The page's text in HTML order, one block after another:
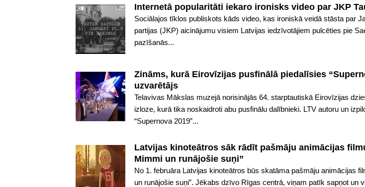
Internetā popularitāti iekaro ironisks video par JKP
Sociālajos tīklos publiskots kāds video, kas ironiskā veidā stāsta par
partijas (JKP) aicinājumu visiem Latvijas iedzīvotājiem pulcēties pie
pazīšanās...
Zināms, kurā Eirovīzijas pusfinālā piedalīsies
uzvarētājs
Telavivas Mākslas muzejā norisinājās 64. starptautiskā Eirovīzijas
izloze, kurā tika noskaidroti abu pusfinālu dalībnieki. LTV autoru un
“Supernova 2019”...
Latvijas kinoteātros sāk rādīt pašmāju animācijas
Mimmi un runājošie suņi”
No 1. februāra Latvijas kinoteātros būs skatāma pašmāju animācijas
un runājošie suņi”. Jēkabs dzīvo Rīgas centrā, viņam patīk sapņot un